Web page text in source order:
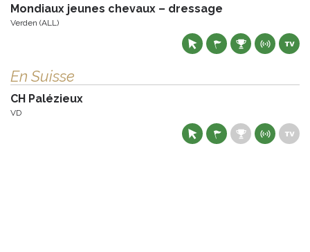
Mondiaux jeunes chevaux – dressage
Verden (ALL)
En Suisse
CH Palézieux
VD